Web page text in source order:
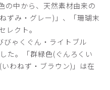
の中から、天然素材由来の
ずみ・グレー)」、「珊瑚末
レクト。
ゃくぐん・ライトブル
た。「群緑色(ぐんろくい
わねず・ブラウン)」は在